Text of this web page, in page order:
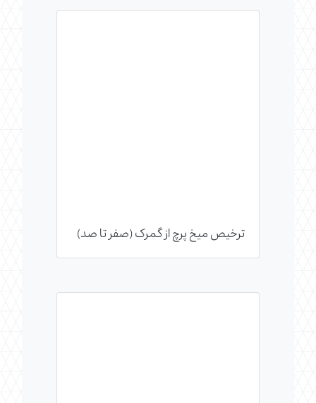
ترخیص میخ پرچ از گمرک (صفر تا صد)